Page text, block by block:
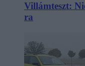
Villámteszt:
ra